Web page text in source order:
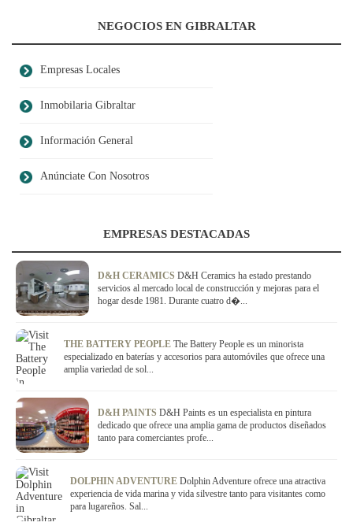
NEGOCIOS EN GIBRALTAR
Empresas Locales
Inmobilaria Gibraltar
Información General
Anúnciate Con Nosotros
EMPRESAS DESTACADAS
D&H CERAMICS D&H Ceramics ha estado prestando
servicios al mercado local de construcción y mejoras para el
hogar desde 1981. Durante cuatro d�...
THE BATTERY PEOPLE The Battery People es un minorista
especializado en baterías y accesorios para automóviles que ofrece una
amplia variedad de sol...
D&H PAINTS D&H Paints es un especialista en pintura
dedicado que ofrece una amplia gama de productos diseñados
tanto para comerciantes profe...
DOLPHIN ADVENTURE Dolphin Adventure ofrece una atractiva
experiencia de vida marina y vida silvestre tanto para visitantes como
para lugareños. Sal...